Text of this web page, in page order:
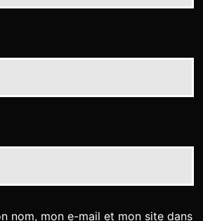
nom, mon e-mail et mon site dans